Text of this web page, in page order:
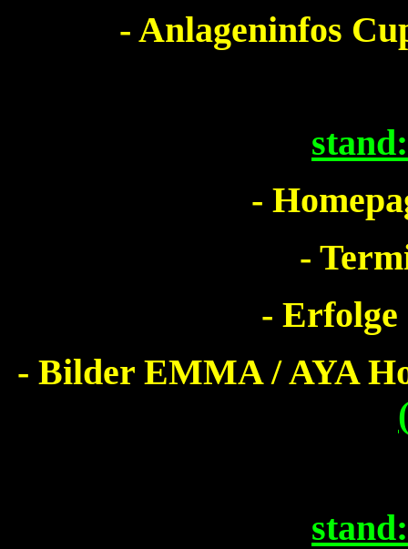
- Anlageninfos
-
-
- Erfolge
- Bilder EMMA / AYA